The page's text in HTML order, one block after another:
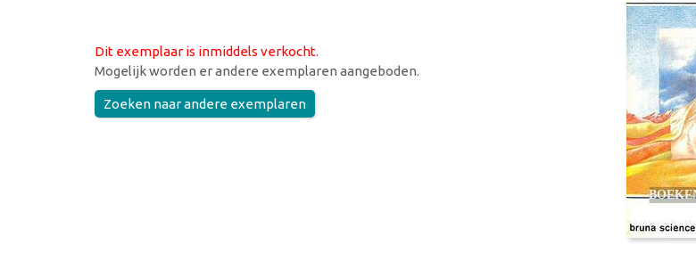
Dit exemplaar is inmiddels verkocht.
Mogelijk worden er andere exemplaren aangeboden.
Zoeken naar andere exemplaren